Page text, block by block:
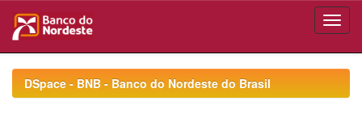
navigationDSpace - BNB - Banco do Nordeste do Brasil